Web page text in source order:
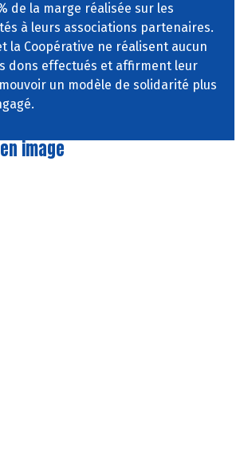
de la marge réalisée sur les
à leurs associations partenaires.
la Coopérative ne réalisent aucun
dons effectués et affirment leur
un modèle de solidarité plus
image